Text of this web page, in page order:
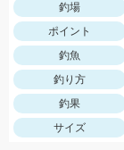
釣場
ポイント
釣魚
釣り方
釣果
サイズ